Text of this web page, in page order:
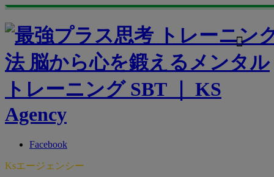
Facebook
Ksエージェンシー